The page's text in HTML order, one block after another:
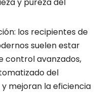
los recipientes de
suelen estar
control avanzados,
del
mejoran la eficiencia